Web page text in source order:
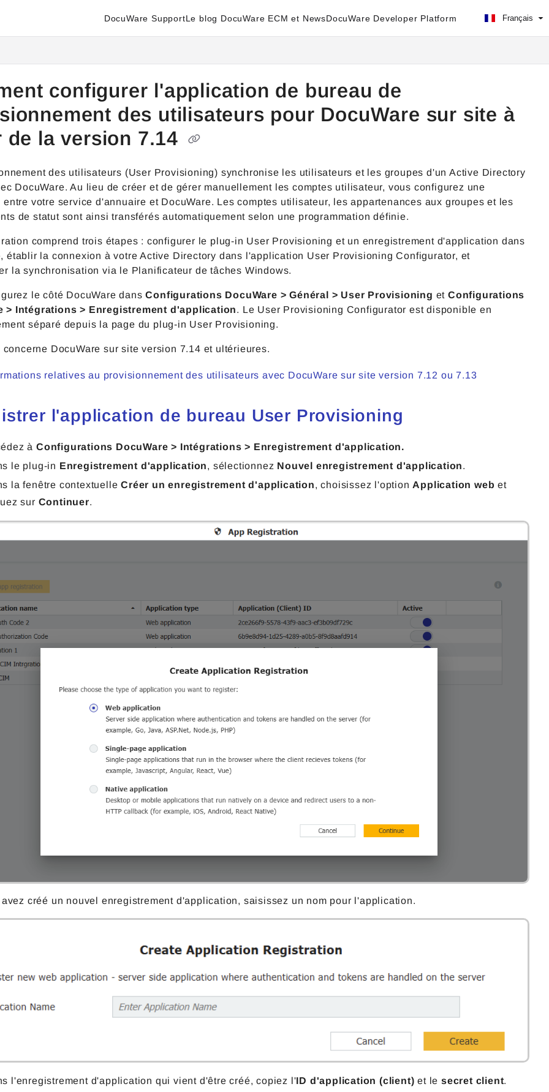
DocuWare SupportLe blog DocuWare ECM et NewsDocuWare Developer Platform Français
configurer l'application de bureau de
des utilisateurs pour DocuWare sur site à
de la version 7.14
des utilisateurs (User Provisioning) synchronise les utilisateurs et les groupes d'un Active Directory
DocuWare. Au lieu de créer et de gérer manuellement les comptes utilisateur, vous configurez une
entre votre service d'annuaire et DocuWare. Les comptes utilisateur, les appartenances aux groupes et les
de statut sont ainsi transférés automatiquement selon une programmation définie.
comprend trois étapes : configurer le plug-in User Provisioning et un enregistrement d'application dans
établir la connexion à votre Active Directory dans l'application User Provisioning Configurator, et
la synchronisation via le Planificateur de tâches Windows.
le côté DocuWare dansConfigurations DocuWare > Général > User Provisioning etConfigurations
> Intégrations > Enregistrement d'application. Le User Provisioning Configurator est disponible en
séparé depuis la page du plug-in User Provisioning.
DocuWare sur site version 7.14 et ultérieures.
relatives au provisionnement des utilisateurs avec DocuWare sur site version 7.12 ou 7.13
l'application de bureau User Provisioning
à Configurations DocuWare > Intégrations > Enregistrement d'application.
le plug-in Enregistrement d'application, sélectionnez Nouvel enregistrement d'application.
la fenêtre contextuelleCréer un enregistrement d'application, choisissez l'option Application web et
sur Continuer.
créé un nouvel enregistrement d'application, saisissez un nom pour l'application.
l'enregistrement d'application qui vient d'être créé, copiez l'ID d'application (client) et lesecret client.